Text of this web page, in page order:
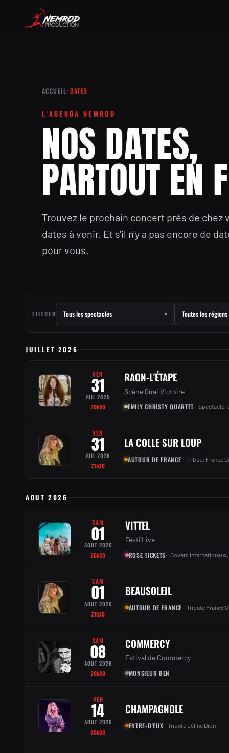
ACCUEIL /DATES
L'AGENDA NEMROD
NOS DATES,
PARTOUT EN
Trouvez le prochain concert près de chez
dates à venir. Et s'il n'y a pas encore de
pour vous.
FILTRER ▾
JUILLET 2026
VEN
31
JUIL 2026
20h00
RAON-L'ÉTAPE
Scène Quai Victoire
EMILY CHRISTY QUARTET
Spectacle
VEN
31
JUIL 2026
21h30
LA COLLE SUR LOUP
AUTOUR DE FRANCE Tribute France
AOUT 2026
SAM
01
AOUT 2026
20h30
VITTEL
Festi'Live
ROSE TICKETS
Covers
SAM
01
AOUT 2026
21h30
BEAUSOLEIL
AUTOUR DE FRANCE Tribute France
SAM
08
AOUT 2026
20h30
COMMERCY
Estival de Commercy
MONSIEUR BEN
VEN
14
AOUT 2026
20h00
CHAMPAGNOLE
ENTRE-D'EUX Tribute Céline Dion